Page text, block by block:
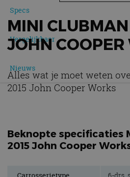
Specs
Vergelijkbaar
Nieuws
MINI
JOHN
Alles wat je moet weten
2015 John Cooper Works
Beknopte specificaties
2015 John Cooper